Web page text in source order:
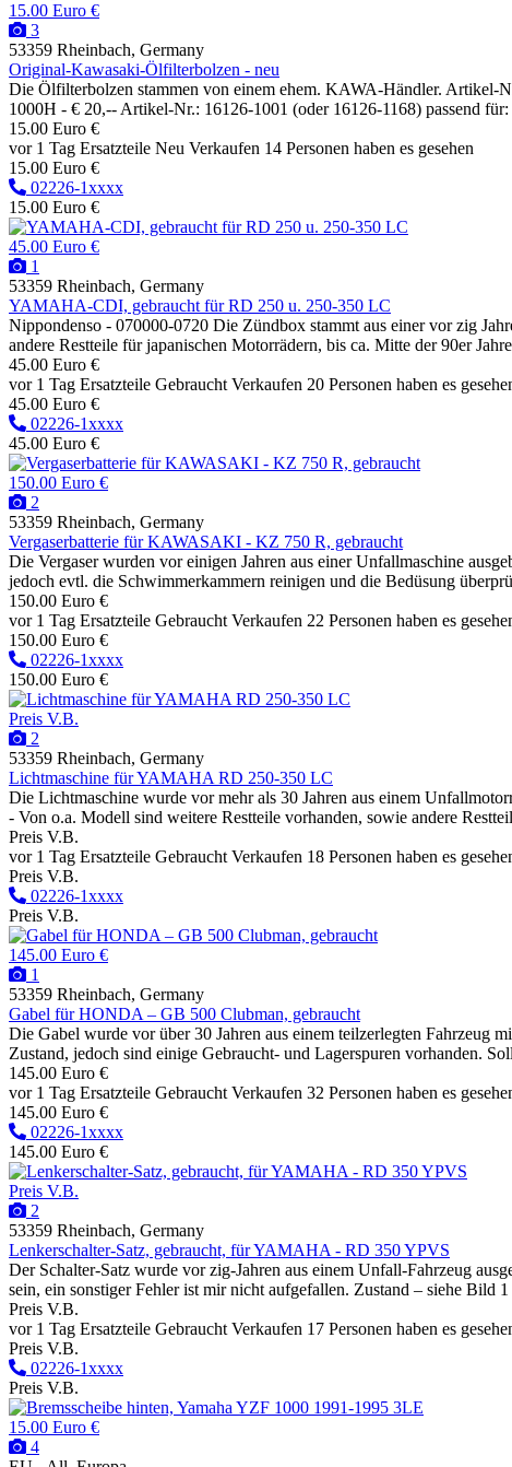
15.00 Euro €
3
53359 Rheinbach, Germany
Original-Kawasaki-Ölfilterbolzen - neu
Die Ölfilterbolzen stammen von einem ehem. KAWA-Händler.
1000H - € 20,-- Artikel-Nr.: 16126-1001 (oder 16126-1168) passend
15.00 Euro €
vor 1 Tag Ersatzteile Neu Verkaufen 14 Personen haben es gesehen
15.00 Euro €
02226-1xxxx
15.00 Euro €
45.00 Euro €
1
53359 Rheinbach, Germany
YAMAHA-CDI, gebraucht für RD 250 u. 250-350 LC
Nippondenso - 070000-0720 Die Zündbox stammt aus einer vor zig
andere Restteile für japanischen Motorrädern, bis ca. Mitte der 90er
45.00 Euro €
vor 1 Tag Ersatzteile Gebraucht Verkaufen 20 Personen haben es
45.00 Euro €
02226-1xxxx
45.00 Euro €
150.00 Euro €
2
53359 Rheinbach, Germany
Vergaserbatterie für KAWASAKI - KZ 750 R, gebraucht
Die Vergaser wurden vor einigen Jahren aus einer Unfallmaschine
jedoch evtl. die Schwimmerkammern reinigen und die Bedüsung
150.00 Euro €
vor 1 Tag Ersatzteile Gebraucht Verkaufen 22 Personen haben es
150.00 Euro €
02226-1xxxx
150.00 Euro €
Preis V.B.
2
53359 Rheinbach, Germany
Lichtmaschine für YAMAHA RD 250-350 LC
Die Lichtmaschine wurde vor mehr als 30 Jahren aus einem
- Von o.a. Modell sind weitere Restteile vorhanden, sowie andere
Preis V.B.
vor 1 Tag Ersatzteile Gebraucht Verkaufen 18 Personen haben es
Preis V.B.
02226-1xxxx
Preis V.B.
145.00 Euro €
1
53359 Rheinbach, Germany
Gabel für HONDA – GB 500 Clubman, gebraucht
Die Gabel wurde vor über 30 Jahren aus einem teilzerlegten Fahrzeug
Zustand, jedoch sind einige Gebraucht- und Lagerspuren vorhanden.
145.00 Euro €
vor 1 Tag Ersatzteile Gebraucht Verkaufen 32 Personen haben es
145.00 Euro €
02226-1xxxx
145.00 Euro €
Preis V.B.
2
53359 Rheinbach, Germany
Lenkerschalter-Satz, gebraucht, für YAMAHA - RD 350 YPVS
Der Schalter-Satz wurde vor zig-Jahren aus einem Unfall-Fahrzeug
sein, ein sonstiger Fehler ist mir nicht aufgefallen. Zustand – siehe
Preis V.B.
vor 1 Tag Ersatzteile Gebraucht Verkaufen 17 Personen haben es
Preis V.B.
02226-1xxxx
Preis V.B.
15.00 Euro €
4